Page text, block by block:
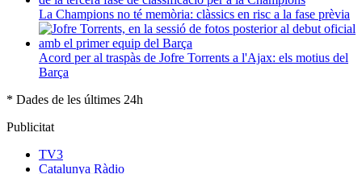
La Champions no té memòria: clàssics en risc a la fase prèvia
Acord per al traspàs de Jofre Torrents a l'Ajax: els motius del
Barça
* Dades de les últimes 24h
Publicitat
TV3
Catalunya Ràdio